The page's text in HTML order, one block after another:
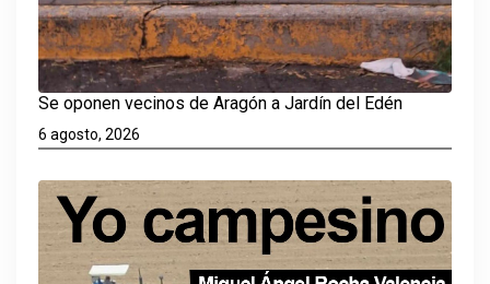
Se oponen vecinos de Aragón a Jardín del Edén
6 agosto, 2026